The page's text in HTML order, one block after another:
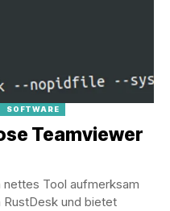
SOFTWARE
Teamviewer
nettes Tool aufmerksam
RustDesk und bietet